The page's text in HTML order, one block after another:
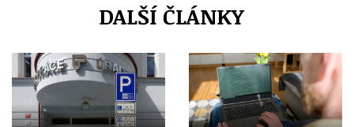
DALŠÍ ČLÁNKY